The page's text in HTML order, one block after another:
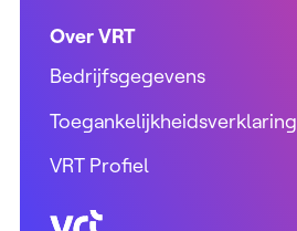
Over VRT
Bedrijfsgegevens
Toegankelijkheidsverklaring
VRT Profiel
VRT (home)